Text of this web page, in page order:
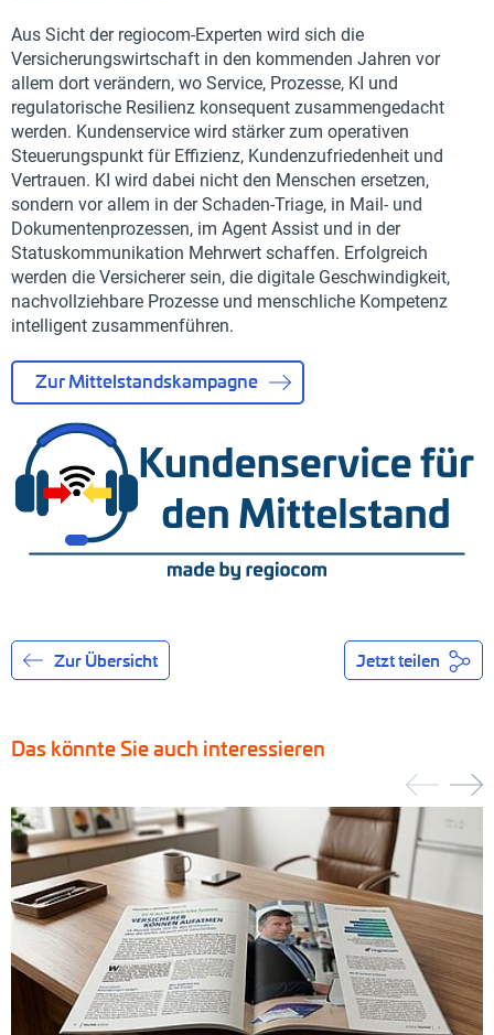
Aus Sicht der regiocom-Experten wird sich die
Versicherungswirtschaft in den kommenden Jahren vor
allem dort verändern, wo Service, Prozesse, KI und
regulatorische Resilienz konsequent zusammengedacht
werden. Kundenservice wird stärker zum operativen
Steuerungspunkt für Effizienz, Kundenzufriedenheit und
Vertrauen. KI wird dabei nicht den Menschen ersetzen,
sondern vor allem in der Schaden-Triage, in Mail- und
Dokumentenprozessen, im Agent Assist und in der
Statuskommunikation Mehrwert schaffen. Erfolgreich
werden die Versicherer sein, die digitale Geschwindigkeit,
nachvollziehbare Prozesse und menschliche Kompetenz
intelligent zusammenführen.
Zur Mittelstandskampagne
Zur Übersicht Jetzt teilen
Das könnte Sie auch interessieren